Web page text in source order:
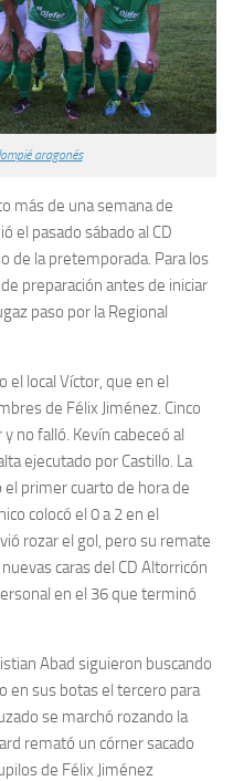
aragonés
más de una semana de
el pasado sábado al CD
de la pretemporada. Para los
preparación antes de iniciar
paso por la Regional
el local Víctor, que en el
de Félix Jiménez. Cinco
no falló. Kevín cabeceó al
ejecutado por Castillo. La
primer cuarto de hora de
colocó el 0 a 2 en el
rozar el gol, pero su remate
caras del CD Altorricón
en el 36 que terminó
Abad siguieron buscando
en sus botas el tercero para
se marchó rozando la
remató un córner sacado
de Félix Jiménez